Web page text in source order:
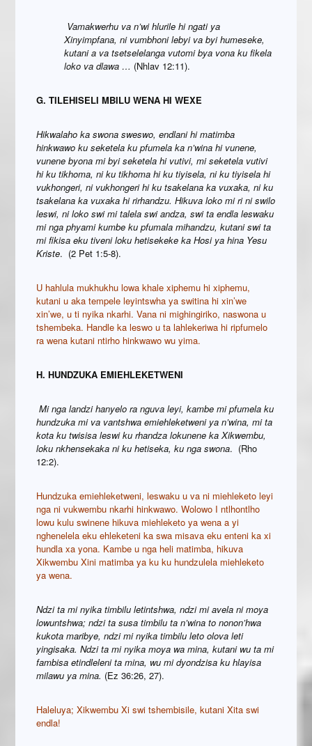
Vamakwerhu va n’wi hlurile hi ngati ya
Xinyimpfana, ni vumbhoni lebyi va byi humeseke,
kutani a va tsetselelanga vutomi bya vona ku fikela
loko va dlawa … (Nhlav 12:11).
G. TILEHISELI MBILU WENA HI WEXE
Hikwalaho ka swona sweswo, endlani hi matimba
hinkwawo ku seketela ku pfumela ka n’wina hi vunene,
vunene byona mi byi seketela hi vutivi, mi seketela vutivi
hi ku tikhoma, ni ku tikhoma hi ku tiyisela, ni ku tiyisela hi
vukhongeri, ni vukhongeri hi ku tsakelana ka vuxaka, ni ku
tsakelana ka vuxaka hi rirhandzu. Hikuva loko mi ri ni swilo
leswi, ni loko swi mi talela swi andza, swi ta endla leswaku
mi nga phyami kumbe ku pfumala mihandzu, kutani swi ta
mi fikisa eku tiveni loku hetisekeke ka Hosi ya hina Yesu
Kriste. (2 Pet 1:5-8).
U hahlula mukhukhu lowa khale xiphemu hi xiphemu,
kutani u aka tempele leyintswha ya switina hi xin’we
xin’we, u ti nyika nkarhi. Vana ni mighingiriko, naswona u
tshembeka. Handle ka leswo u ta lahlekeriwa hi ripfumelo
ra wena kutani ntirho hinkwawo wu yima.
H. HUNDZUKA EMIEHLEKETWENI
Mi nga landzi hanyelo ra nguva leyi, kambe mi pfumela ku
hundzuka mi va vantshwa emiehleketweni ya n’wina, mi ta
kota ku twisisa leswi ku rhandza lokunene ka Xikwembu,
loku nkhensekaka ni ku hetiseka, ku nga swona. (Rho
12:2).
Hundzuka emiehleketweni, leswaku u va ni miehleketo leyi
nga ni vukwembu nkarhi hinkwawo. Wolowo I ntlhontlho
lowu kulu swinene hikuva miehleketo ya wena a yi
nghenelela eku ehleketeni ka swa misava eku enteni ka xi
hundla xa yona. Kambe u nga heli matimba, hikuva
Xikwembu Xini matimba ya ku ku hundzulela miehleketo
ya wena.
Ndzi ta mi nyika timbilu letintshwa, ndzi mi avela ni moya
lowuntshwa; ndzi ta susa timbilu ta n’wina to nonon’hwa
kukota maribye, ndzi mi nyika timbilu leto olova leti
yingisaka. Ndzi ta mi nyika moya wa mina, kutani wu ta mi
fambisa etindleleni ta mina, wu mi dyondzisa ku hlayisa
milawu ya mina. (Ez 36:26, 27).
Haleluya; Xikwembu Xi swi tshembisile, kutani Xita swi
endla!